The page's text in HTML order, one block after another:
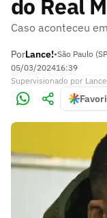
do Real
Caso aconteceu
PorLance!•São Paulo
05/03/202416:39
Supervisionado por